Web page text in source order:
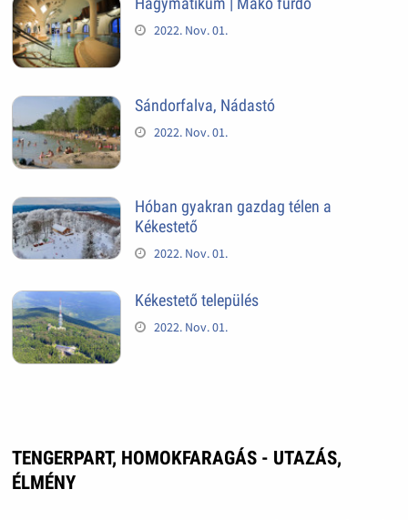
2022. Nov. 01.
Sándorfalva, Nádastó
2022. Nov. 01.
Hóban gyakran gazdag télen a
Kékestető
2022. Nov. 01.
Kékestető település
2022. Nov. 01.
TENGERPART, HOMOKFARAGÁS - UTAZÁS,
ÉLMÉNY